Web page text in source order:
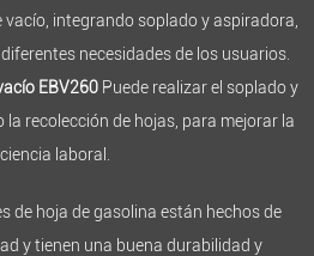
integrando soplado y aspiradora,
necesidades de los usuarios.
EBV260 Puede realizar el soplado y
la recolección de hojas, para mejorar la
laboral.
de hoja de gasolina están hechos de
y tienen una buena durabilidad y